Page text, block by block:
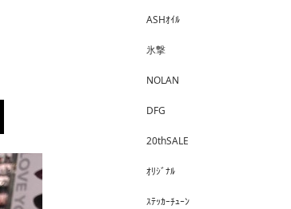
ASHｵｲﾙ
氷撃
NOLAN
DFG
20thSALE
ｵﾘｼﾞﾅﾙ
ｽﾃｯｶｰﾁｭｰﾝ